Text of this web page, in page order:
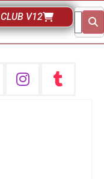
CLUB V12